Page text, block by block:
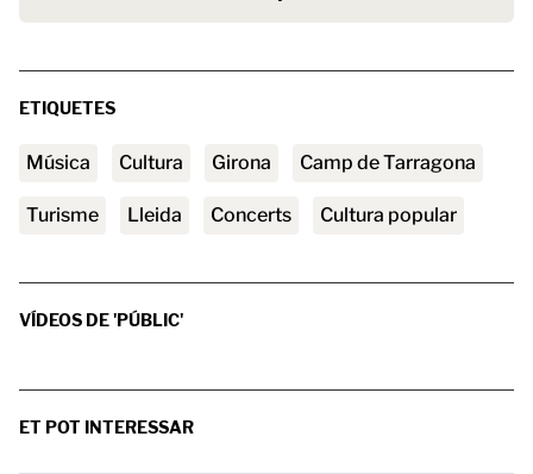
ETIQUETES
Música Cultura Girona Camp de Tarragona
turisme Lleida Concerts cultura popular
VÍDEOS DE 'PÚBLIC'
ET POT INTERESSAR